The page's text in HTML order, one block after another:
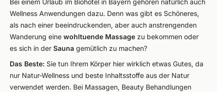
Bei einem Urlaub im Biohotel in Bayern gehören natürlich auch
Wellness Anwendungen dazu. Denn was gibt es Schöneres,
als nach einer beeindruckenden, aber auch anstrengenden
Wanderung eine wohltuende Massage zu bekommen oder
es sich in der Sauna gemütlich zu machen?
Das Beste: Sie tun Ihrem Körper hier wirklich etwas Gutes, da
nur Natur-Wellness und beste Inhaltsstoffe aus der Natur
verwendet werden. Bei Massagen, Beauty Behandlungen